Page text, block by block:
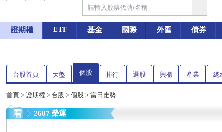
證期權 ETF 基金 國際 外匯 債券
台股首頁 大盤 個股 排行 選股 興櫃 產業 總
首頁 > 證期權 > 台股 > 個股 > 當日走勢
2607 榮運